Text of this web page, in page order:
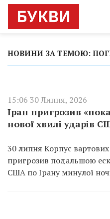
НОВИНИ ЗА ТЕМОЮ:
15:06 30 Липня, 2026
Іран пригрозив
нової хвилі ударів
30 липня Корпус вартових
пригрозив подальшою
США по Ірану минулої